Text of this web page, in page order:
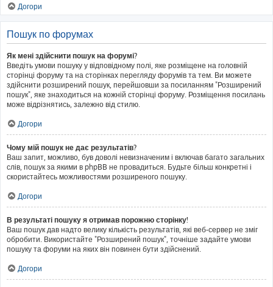
Догори
Пошук по форумах
Як мені здійснити пошук на форумі?
Введіть умови пошуку у відповідному полі, яке розміщене на головній
сторінці форуму та на сторінках перегляду форумів та тем. Ви можете
здійснити розширений пошук, перейшовши за посиланням "Розширений
пошук", яке знаходиться на кожній сторінці форуму. Розміщення посилань
може відрізнятись, залежно від стилю.
Догори
Чому мій пошук не дає результатів?
Ваш запит, можливо, був доволі невизначеним і включав багато загальних
слів, пошук за якими в phpBB не провадиться. Будьте більш конкретні і
скористайтесь можливостями розширеного пошуку.
Догори
В результаті пошуку я отримав порожню сторінку!
Ваш пошук дав надто велику кількість результатів, які веб-сервер не зміг
обробити. Використайте "Розширений пошук", точніше задайте умови
пошуку та форуми на яких він повинен бути здійснений.
Догори